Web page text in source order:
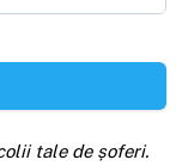
tale de șoferi.